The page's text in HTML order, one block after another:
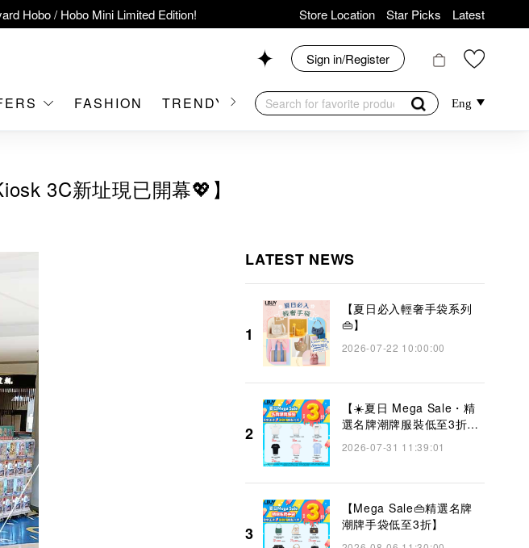
jewellery up to 40% off—shop now!
and LV areas at MOKO shop 175, 1/F!
'No Fakes Pledge' mark.
Store Location Star Picks
Latest
FASHION TRENDY BRAND KIDSWEAR BEAUTY
Sign in/Register
Eng
3C新址現已開幕💖】
LATEST NEWS
1
【夏日必入輕奢手袋系列
👜】
2026-07-22 10:00:00
2
【☀️夏日 Mega Sale・精
選名牌潮牌服裝低至3折
👜】
2026-07-31 11:39:01
3
【Mega Sale👜精選名牌
潮牌手袋低至3折】